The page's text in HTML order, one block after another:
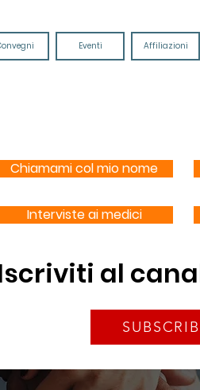
Eventi Affiliazioni
Chiamami col mio nome
Interviste ai medici
al